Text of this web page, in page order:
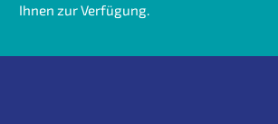
Ihnen zur Verfügung.